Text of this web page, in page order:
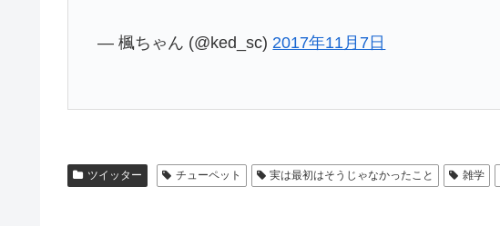
— 楓ちゃん (@ked_sc) 2017年11月7日
ツイッター チューペット 実は最初はそうじゃなかったこと 雑学